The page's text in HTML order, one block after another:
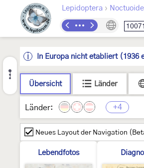
Lepidoptera ›
In Europa nicht etabliert (1936
Übersicht Länder
Länder: +4
Neues Layout der Navigation
Lebendfotos